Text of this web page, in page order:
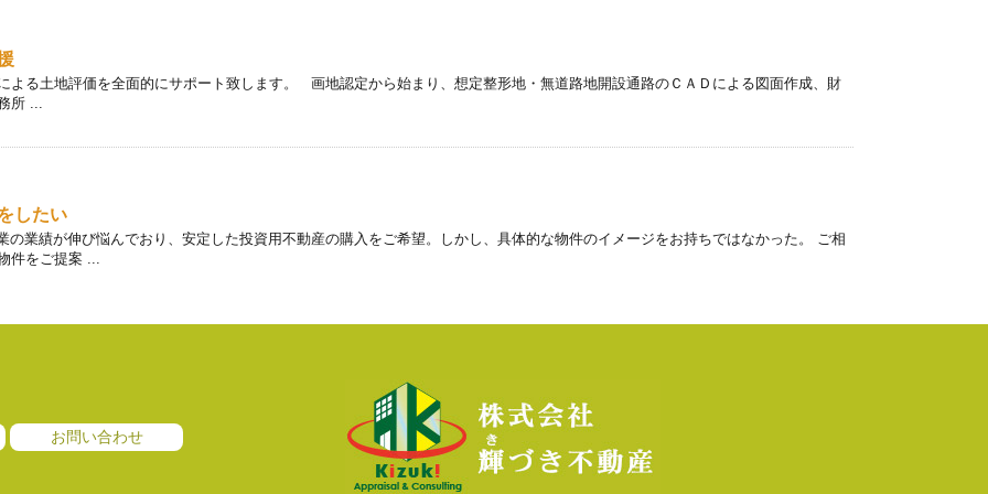
よる土地評価を全面的にサポート致します。 画地認定から始まり、想定整形地・無道路地開設通路のＣＡＤによる図面作成、財
所 ...
したい
の業績が伸び悩んでおり、安定した投資用不動産の購入をご希望。しかし、具体的な物件のイメージをお持ちではなかった。 ご相
件をご提案 ...
お問い合わせ